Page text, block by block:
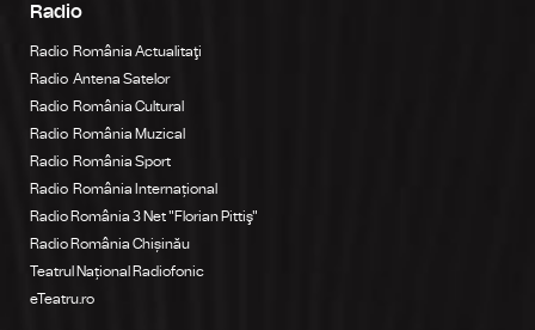
Radio
Radio România Actualitaţi
Radio Antena Satelor
Radio România Cultural
Radio România Muzical
Radio România Sport
Radio România Internațional
Radio România 3 Net "Florian Pittiş"
Radio România Chișinău
Teatrul Național Radiofonic
eTeatru.ro